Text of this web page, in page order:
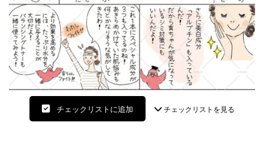
チェックリストに追加 チェックリストを見る